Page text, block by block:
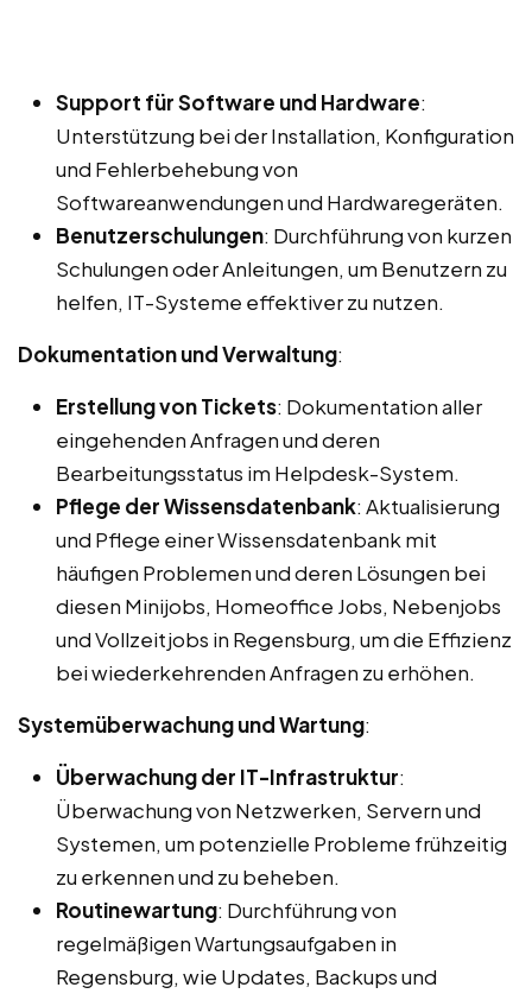
Support für Software und Hardware:
Unterstützung bei der Installation, Konfiguration
und Fehlerbehebung von
Softwareanwendungen und Hardwaregeräten.
Benutzerschulungen: Durchführung von kurzen
Schulungen oder Anleitungen, um Benutzern zu
helfen, IT-Systeme effektiver zu nutzen.
Dokumentation und Verwaltung:
Erstellung von Tickets: Dokumentation aller
eingehenden Anfragen und deren
Bearbeitungsstatus im Helpdesk-System.
Pflege der Wissensdatenbank: Aktualisierung
und Pflege einer Wissensdatenbank mit
häufigen Problemen und deren Lösungen bei
diesen Minijobs, Homeoffice Jobs, Nebenjobs
und Vollzeitjobs in Regensburg, um die Effizienz
bei wiederkehrenden Anfragen zu erhöhen.
Systemüberwachung und Wartung:
Überwachung der IT-Infrastruktur:
Überwachung von Netzwerken, Servern und
Systemen, um potenzielle Probleme frühzeitig
zu erkennen und zu beheben.
Routinewartung: Durchführung von
regelmäßigen Wartungsaufgaben in
Regensburg, wie Updates, Backups und